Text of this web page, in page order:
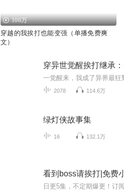
106万
穿越的我挨打也能变强（单播免费爽
文）
穿异世觉醒挨打继承
2078 114.6万
绿灯侠故事集
16 132.1万
看到boss请挨打|免费